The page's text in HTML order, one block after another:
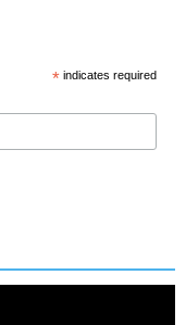
* indicates required